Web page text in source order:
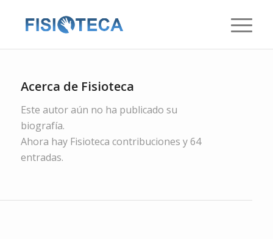
Acerca de Fisioteca
Este autor aún no ha publicado su
biografía.
Ahora hay Fisioteca contribuciones y 64
entradas.